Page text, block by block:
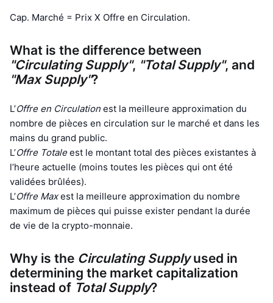
Récemment ajoutés
Plus performants et moins performants
Les plus consultés
Sentiment de la communauté
Classement de la blockchain
Marchés de prédiction
Tendances
Nouveau
Crypto
Politique
Indice de la saison des Altcoins
Indicateurs du cycle de marché
Dominance Bitcoin
Indice CoinMarketCap 20
Indice CoinMarketCap 100
Flux des ETF
ETF sur les cryptos
ETF Bitcoin
ETF Ethereum
Analyse technique
Documentation
FAQ
Intégrations IA
Hub des Agents CMC
Place de marché des compétences
CMC MCP
À la une
Promouvoir
Widgets du site
Apprendre
Academy
Recherche
Cap. Marché = Prix X Offre en Circulation.
What is the difference between
"Circulating Supply", "Total Supply", and
"Max Supply"?
L’Offre en Circulation est la meilleure approximation du
nombre de pièces en circulation sur le marché et dans les
mains du grand public.
L’Offre Totaleest le montant total des pièces existantes à
l’heure actuelle (moins toutes les pièces qui ont été
validées brûlées).
L’Offre Maxest la meilleure approximation du nombre
maximum de pièces qui puisse exister pendant la durée
de vie de la crypto-monnaie.
Why is the Circulating Supplyused in
determining the market capitalization
instead of Total Supply?